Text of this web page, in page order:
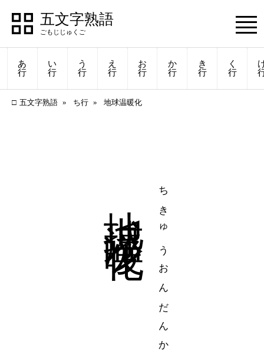
五文字熟語
あ
行
い
行
う
行
え
行
お
行
か
行
き
行
く
行
五文字熟語 ち行 地球温暖化
ちきゅうおんだんか